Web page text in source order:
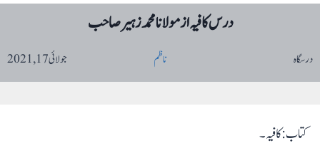
درس کافیہ از مولانا محمد زہیر صاحب
درسگاہ ناظم جولائی 17, 2021
کتاب: کافیہ۔